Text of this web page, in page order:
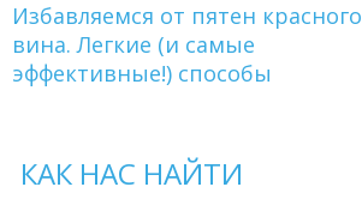
Избавляемся от пятен красного
вина. Легкие (и самые
эффективные!) способы
КАК НАС НАЙТИ